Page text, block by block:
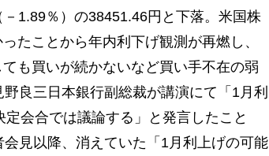
1.89％）の38451.46円と下落。米国株
たことから年内利下げ観測が再燃し、
も買いが続かないなど買い手不在の弱
良三日本銀行副総裁が講演にて「1月利
会合では議論する」と発言したこと
見以降、消えていた「1月利上げの可能